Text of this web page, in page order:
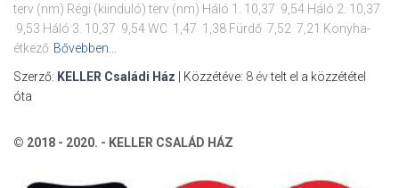
terv (nm) Régi (kiinduló) terv (nm) Háló 1. 10,37 9,54 Háló 2. 10,37
9,53 Háló 3. 10,37 9,54 WC 1,47 1,38 Fürdő 7,52 7,21 Konyha-
étkező Bővebben…
Szerző: KELLER Családi Ház | Közzétéve: 8 évtelt el a közzététel
óta
© 2018 - 2020. - KELLER CSALÁD HÁZ